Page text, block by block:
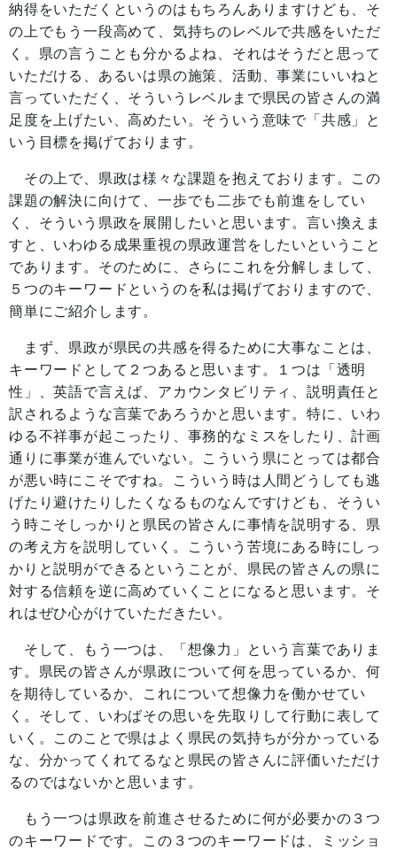
納得をいただくというのはもちろんありますけども、そ
の上でもう一段高めて、気持ちのレベルで共感をいただ
く。県の言うことも分かるよね、それはそうだと思って
いただける、あるいは県の施策、活動、事業にいいねと
言っていただく、そういうレベルまで県民の皆さんの満
足度を上げたい、高めたい。そういう意味で「共感」と
いう目標を掲げております。
その上で、県政は様々な課題を抱えております。この
課題の解決に向けて、一歩でも二歩でも前進をしてい
く、そういう県政を展開したいと思います。言い換えま
すと、いわゆる成果重視の県政運営をしたいということ
であります。そのために、さらにこれを分解しまして、
５つのキーワードというのを私は掲げておりますので、
簡単にご紹介します。
まず、県政が県民の共感を得るために大事なことは、
キーワードとして２つあると思います。１つは「透明
性」、英語で言えば、アカウンタビリティ、説明責任と
訳されるような言葉であろうかと思います。特に、いわ
ゆる不祥事が起こったり、事務的なミスをしたり、計画
通りに事業が進んでいない。こういう県にとっては都合
が悪い時にこそですね。こういう時は人間どうしても逃
げたり避けたりしたくなるものなんですけども、そうい
う時こそしっかりと県民の皆さんに事情を説明する、県
の考え方を説明していく。こういう苦境にある時にしっ
かりと説明ができるということが、県民の皆さんの県に
対する信頼を逆に高めていくことになると思います。そ
れはぜひ心がけていただきたい。
そして、もう一つは、「想像力」という言葉でありま
す。県民の皆さんが県政について何を思っているか、何
を期待しているか、これについて想像力を働かせてい
く。そして、いわばその思いを先取りして行動に表して
いく。このことで県はよく県民の気持ちが分かっている
な、分かってくれてるなと県民の皆さんに評価いただけ
るのではないかと思います。
もう一つは県政を前進させるために何が必要かの３つ
のキーワードです。この３つのキーワードは、ミッショ